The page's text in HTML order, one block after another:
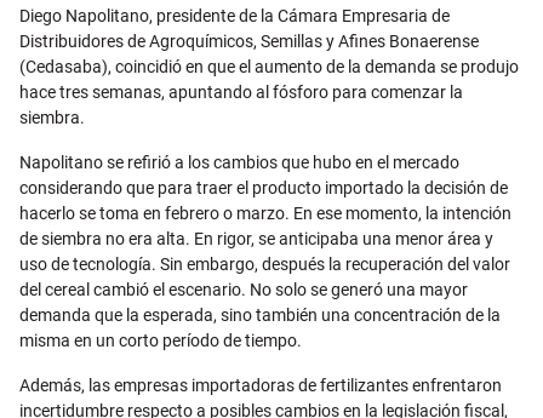
Diego Napolitano, presidente de la Cámara Empresaria de
Distribuidores de Agroquímicos, Semillas y Afines Bonaerense
(Cedasaba), coincidió en que el aumento de la demanda se produjo
hace tres semanas, apuntando al fósforo para comenzar la
siembra.
Napolitano se refirió a los cambios que hubo en el mercado
considerando que para traer el producto importado la decisión de
hacerlo se toma en febrero o marzo. En ese momento, la intención
de siembra no era alta. En rigor, se anticipaba una menor área y
uso de tecnología. Sin embargo, después la recuperación del valor
del cereal cambió el escenario. No solo se generó una mayor
demanda que la esperada, sino también una concentración de la
misma en un corto período de tiempo.
Además, las empresas importadoras de fertilizantes enfrentaron
incertidumbre respecto a posibles cambios en la legislación fiscal,